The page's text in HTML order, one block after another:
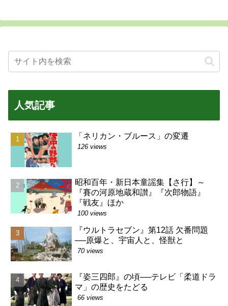
人気記事
「ネリカン・ブルース」の変遷
126 views
昭和百年・新日本童謡集【さ行】～
『賽の河原地蔵和讃』『次郎物語』
『戦友』ほか
100 views
『ウルトラセブン』第12話 欠番問題
──原爆と、宇宙人と、怪獣と
70 views
『姿三四郎』の頃──テレビ「柔道ドラ
マ」の歴史をたどる
66 views